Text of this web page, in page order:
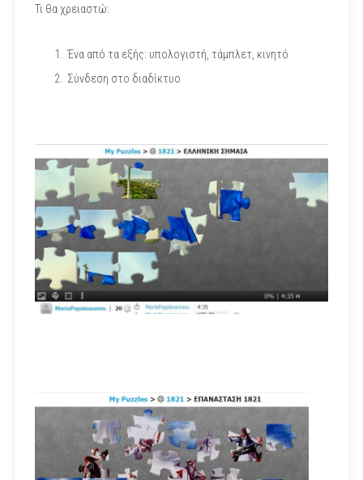
Τι θα χρειαστώ:
Ένα από τα εξής: υπολογιστή, τάμπλετ, κινητό
Σύνδεση στο διαδίκτυο